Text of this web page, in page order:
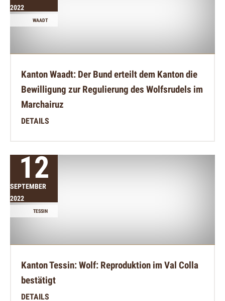
2022
WAADT
Kanton Waadt: Der Bund erteilt dem Kanton die
Bewilligung zur Regulierung des Wolfsrudels im
Marchairuz
DETAILS
12
SEPTEMBER
2022
TESSIN
Kanton Tessin: Wolf: Reproduktion im Val Colla
bestätigt
DETAILS